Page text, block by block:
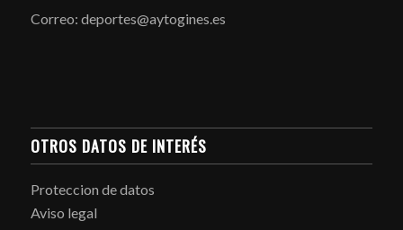
Correo: deportes@aytogines.es
OTROS DATOS DE INTERÉS
Proteccion de datos
Aviso legal